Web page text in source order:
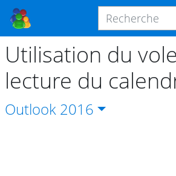
Utilisation du
lecture du
Outlook 2016